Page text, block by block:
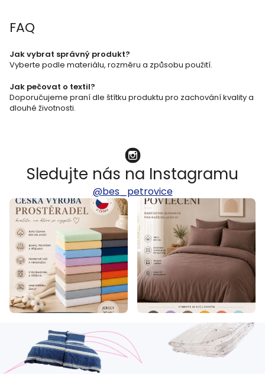
i
u
FAQ
Jak vybrat správný produkt?
Vyberte podle materiálu, rozměru a způsobu použití.
Jak pečovat o textil?
Doporučujeme praní dle štítku produktu pro zachování kvality a
dlouhé životnosti.
Sledujte nás na Instagramu
@bes_petrovice